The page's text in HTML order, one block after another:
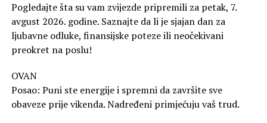
Pogledajte šta su vam zvijezde pripremili za petak, 7.
avgust 2026. godine. Saznajte da li je sjajan dan za
ljubavne odluke, finansijske poteze ili neočekivani
preokret na poslu!
OVAN
Posao: Puni ste energije i spremni da završite sve
obaveze prije vikenda. Nadređeni primjećuju vaš trud.